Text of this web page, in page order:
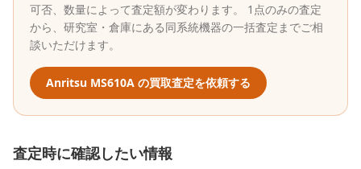
可否、数量によって査定額が変わります。 1点のみの査定
から、研究室・倉庫にある同系統機器の一括査定までご相
談いただけます。
Anritsu MS610A の買取査定を依頼する
査定時に確認したい情報